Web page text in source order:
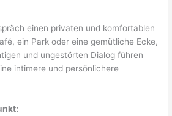
einen privaten und komfortablen
ein Park oder eine gemütliche Ecke,
und ungestörten Dialog führen
intimere und persönlichere